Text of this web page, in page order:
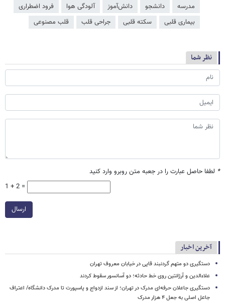
مدرسه دانشجو دانش‌آموز آلودگی هوا
فرود اضطراری
بیماری قلبی
سکته قلبی جراحی قلب قلب مصنوعی
نظر شما
* لطفا حاصل عبارت را در جعبه متن روبرو وارد کنید
1 + 2 =
ارسال
آخرین اخبار
دستگیری دو متهم گردنبند قاپی در خیابان معروف تهران
علاءالدین و آرژانتین روی خط حادثه؛ دو آسانسور سقوط کردند
دستگیری جاعلان حرفه‌ای مدرک در تهران؛ از سند ازدواج و پاسپورت تا مدرک دانشگاه/ اعتراف
جاعل اصلی به جعل ۴ هزار مدرک